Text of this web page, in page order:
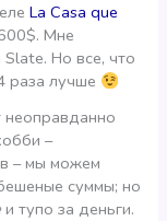
La Casa que
Мне
Но все, что
раза лучше
–
– мы можем
суммы; но
и тупо за деньги.